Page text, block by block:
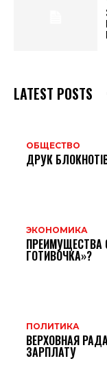
LATEST POSTS
ОБЩЕСТВО
ДРУК
ЭКОНОМИКА
ПРЕИМУЩЕСТВА
ГОТИВОЧКА»?
ПОЛИТИКА
ВЕРХОВНАЯ
ЗАРПЛАТУ